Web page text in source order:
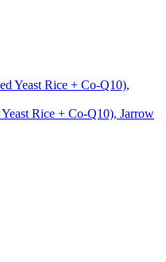
Rice + Co-Q10), Jarrow